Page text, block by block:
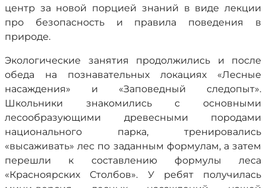
центр за новой порцией знаний в виде лекции
про безопасность и правила поведения в
природе.
Экологические занятия продолжились и после
обеда на познавательных локациях «Лесные
насаждения» и «Заповедный следопыт».
Школьники знакомились с основными
лесообразующими древесными породами
национального парка, тренировались
«высаживать» лес по заданным формулам, а затем
перешли к составлению формулы леса
«Красноярских Столбов». У ребят получилась